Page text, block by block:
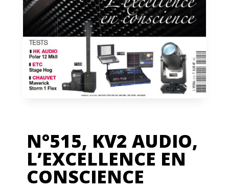
N°515, KV2 AUDIO,
L’EXCELLENCE EN
CONSCIENCE